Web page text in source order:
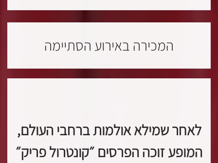
המכירה באירוע הסתיימה
לאחר שמילא אולמות ברחבי העולם,
המופע זוכה הפרסים ״קונטרול פריק״